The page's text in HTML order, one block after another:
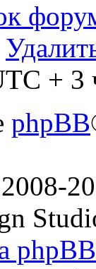
+ 3
phpBB
phpBB